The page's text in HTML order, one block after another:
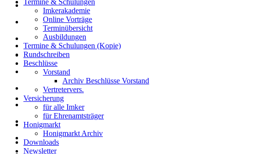
Termine & Schulungen
Imkerakademie
Online Vorträge
Terminübersicht
Ausbildungen
Termine & Schulungen (Kopie)
Rundschreiben
Beschlüsse
Vorstand
Archiv Beschlüsse Vorstand
Vertretervers.
Versicherung
für alle Imker
für Ehrenamtsträger
Honigmarkt
Honigmarkt Archiv
Downloads
Newsletter